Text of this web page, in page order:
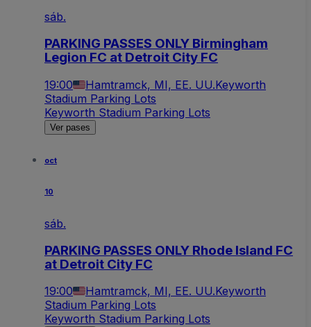
sáb.
PARKING PASSES ONLY Birmingham
Legion FC at Detroit City FC
19:00 Hamtramck, MI, EE. UU.Keyworth
Stadium Parking Lots
Keyworth Stadium Parking Lots
Ver pases
oct
10
sáb.
PARKING PASSES ONLY Rhode Island FC
at Detroit City FC
19:00 Hamtramck, MI, EE. UU.Keyworth
Stadium Parking Lots
Keyworth Stadium Parking Lots